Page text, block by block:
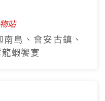
站
島、會安古鎮、
蝦饗宴